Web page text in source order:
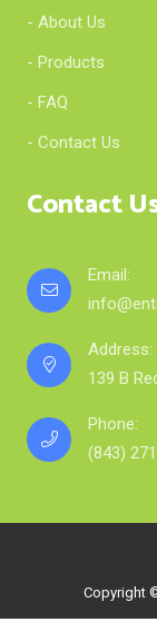
- About Us
- Products
- FAQ
- Contact Us
Contact
Email:
Address:
139 B
Phone:
(843)
Copyright